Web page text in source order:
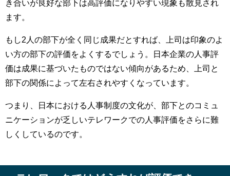
き合いが良好な部下は高評価になりやすい現象も散見され
ます。
もし2人の部下が全く同じ成果だとすれば、上司は印象のよ
い方の部下の評価をよくするでしょう。日本企業の人事評
価は成果に基づいたものではない傾向があるため、上司と
部下の関係によって左右されやすくなっています。
つまり、日本における人事制度の文化が、部下とのコミュ
ニケーションが乏しいテレワークでの人事評価をさらに難
しくしているのです。